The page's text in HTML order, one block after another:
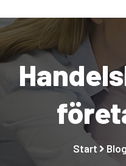
Start